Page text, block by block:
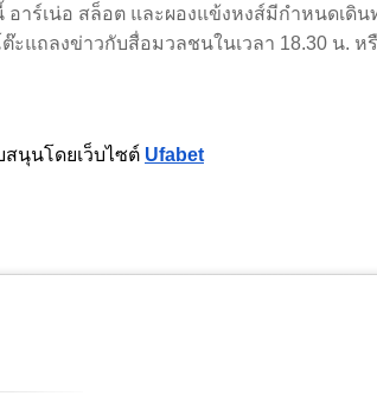
อาร์เน่อ สล็อต และผองแข้งหงส์มีกำหนดเดิ
ต๊ะแถลงข่าวกับสื่อมวลชนในเวลา 18.30 น. ห
สนุนโดยเว็บไซต์ Ufabet